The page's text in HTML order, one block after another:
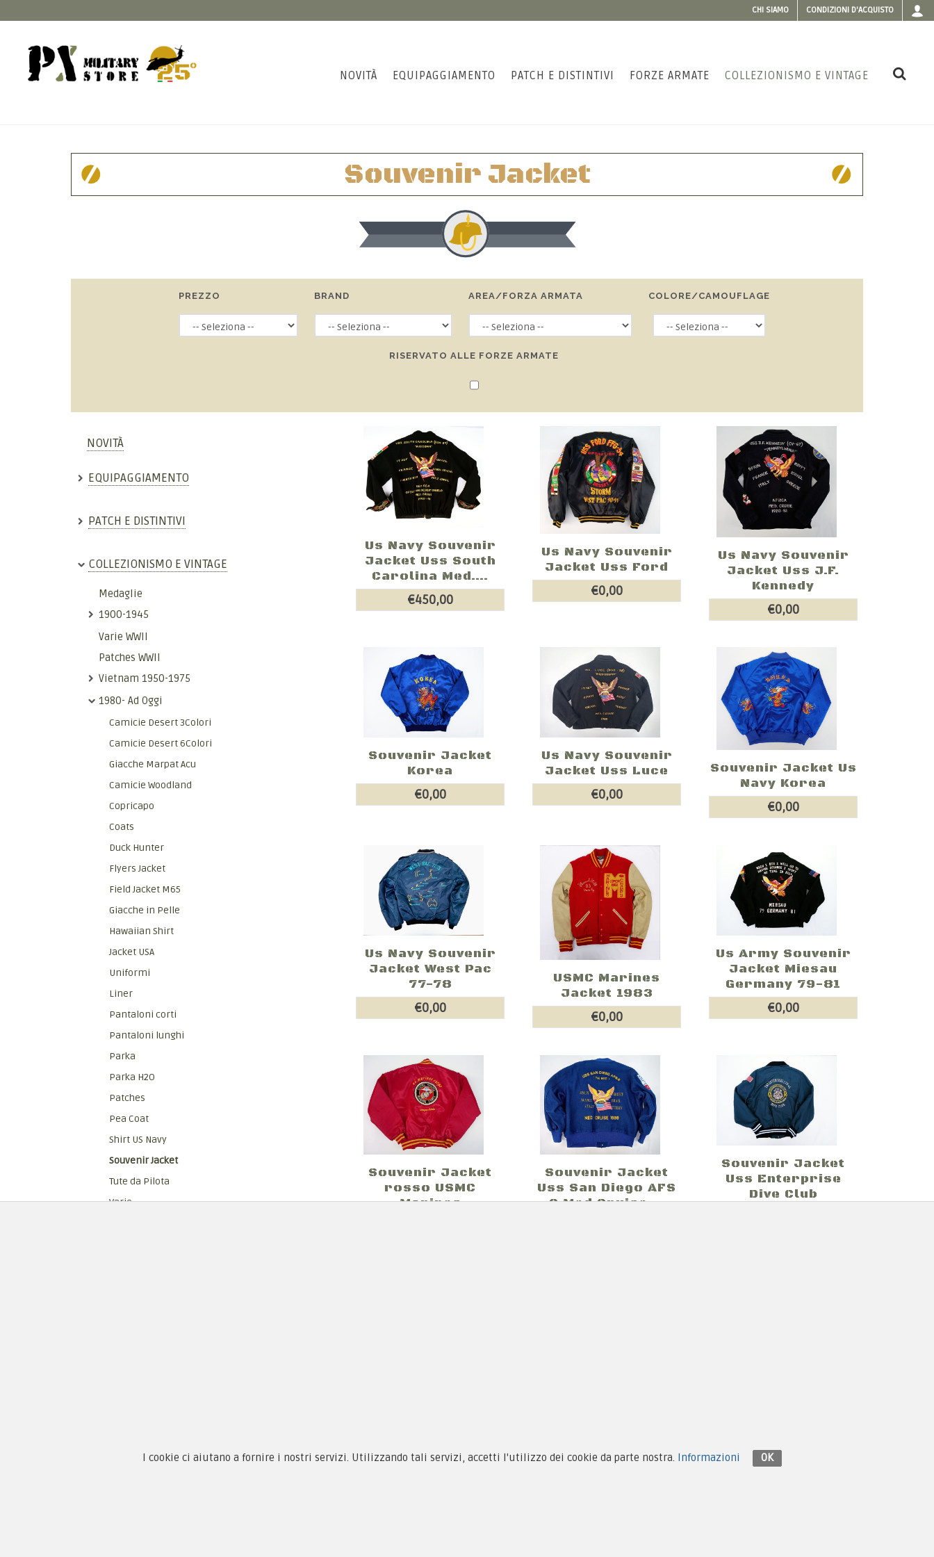
CHI SIAMO CONDIZIONI D'ACQUISTO
NOVITÀ EQUIPAGGIAMENTO PATCH E DISTINTIVI FORZE ARMATE COLLEZIONISMO E VINTAGE
Souvenir Jacket
PREZZO BRAND AREA/FORZA ARMATA COLORE/CAMOUFLAGE
RISERVATO ALLE FORZE ARMATE
NOVITÀ
EQUIPAGGIAMENTO
PATCH E DISTINTIVI
COLLEZIONISMO E VINTAGE
Medaglie
1900-1945
Varie WWII
Patches WWII
Vietnam 1950-1975
1980- Ad Oggi
Camicie Desert 3Colori
Camicie Desert 6Colori
Giacche Marpat Acu
Camicie Woodland
Copricapo
Coats
Duck Hunter
Flyers Jacket
Field Jacket M65
Giacche in Pelle
Hawaiian Shirt
Jacket USA
Uniformi
Liner
Pantaloni corti
Pantaloni lunghi
Parka
Parka H2O
Patches
Pea Coat
Shirt US Navy
Souvenir Jacket
Tute da Pilota
Varie
Us Navy Souvenir
Jacket Uss South
Carolina Med....
€450,00
Us Navy Souvenir
Jacket Uss Ford
€0,00
Us Navy Souvenir
Jacket Uss J.F.
Kennedy
€0,00
Souvenir Jacket
Korea
€0,00
Us Navy Souvenir
Jacket Uss Luce
€0,00
Souvenir Jacket Us
Navy Korea
€0,00
Us Navy Souvenir
Jacket West Pac
77-78
€0,00
USMC Marines
Jacket 1983
€0,00
Us Army Souvenir
Jacket Miesau
Germany 79-81
€0,00
Souvenir Jacket
rosso USMC
Marines
Souvenir Jacket
Uss San Diego AFS
6 Med Cruise ...
Souvenir Jacket
Uss Enterprise
Dive Club
I cookie ci aiutano a fornire i nostri servizi. Utilizzando tali servizi, accetti l'utilizzo dei cookie da parte nostra. Informazioni OK